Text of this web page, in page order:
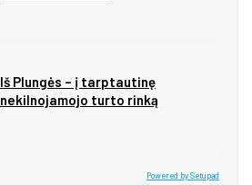
Iš Plungės – į tarptautinę
nekilnojamojo turto rinką
Powered by Setupad